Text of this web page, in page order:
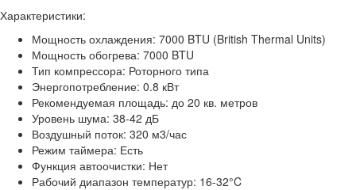
Характеристики:
Мощность охлаждения: 7000 BTU (British Thermal Units)
Мощность обогрева: 7000 BTU
Тип компрессора: Роторного типа
Энергопотребление: 0.8 кВт
Рекомендуемая площадь: до 20 кв. метров
Уровень шума: 38-42 дБ
Воздушный поток: 320 м3/час
Режим таймера: Есть
Функция автоочистки: Нет
Рабочий диапазон температур: 16-32°C